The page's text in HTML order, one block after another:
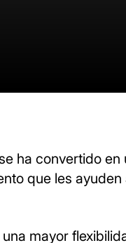
ha convertido
que les
mayor